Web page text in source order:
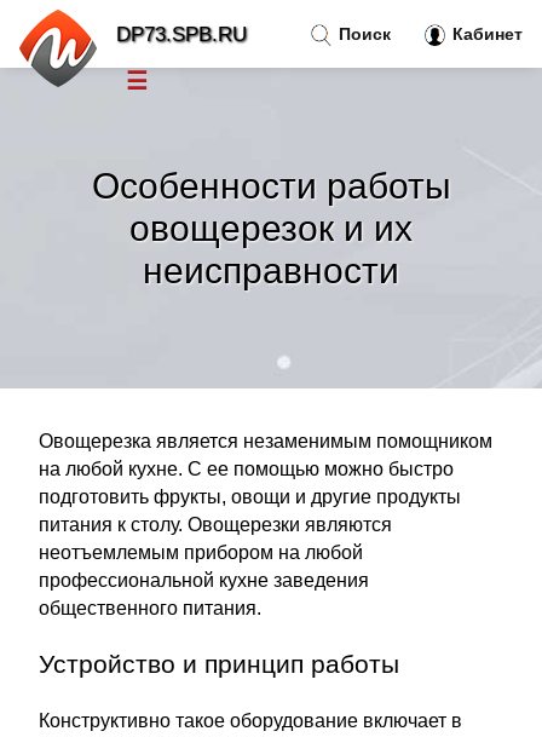
Особенности работы
овощерезок и их
неисправности
Овощерезка является незаменимым помощником
на любой кухне. С ее помощью можно быстро
подготовить фрукты, овощи и другие продукты
питания к столу. Овощерезки являются
неотъемлемым прибором на любой
профессиональной кухне заведения
общественного питания.
Устройство и принцип работы
Конструктивно такое оборудование включает в
Поиск Кабинет
DP73.SPB.RU
☰
Тренды новостей »